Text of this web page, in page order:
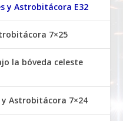
y Astrobitácora E32
7×25
la bóveda celeste
Astrobitácora 7×24